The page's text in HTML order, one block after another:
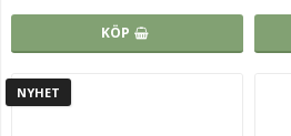
KÖP
NYHET